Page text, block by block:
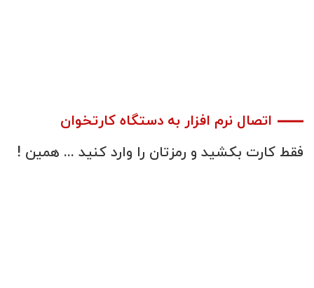
اتصال نرم افزار به دستگاه کارتخوان
فقط کارت بکشید و رمزتان را وارد کنید ... همین !